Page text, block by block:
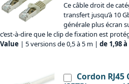
Ce câble droit de
transfert jusqu’à 10
générale plus écran
c’est-à-dire que le clip de fixation est
Value | 5 versions de 0,5 à 5 m | de 1,98 à
Cordon RJ45